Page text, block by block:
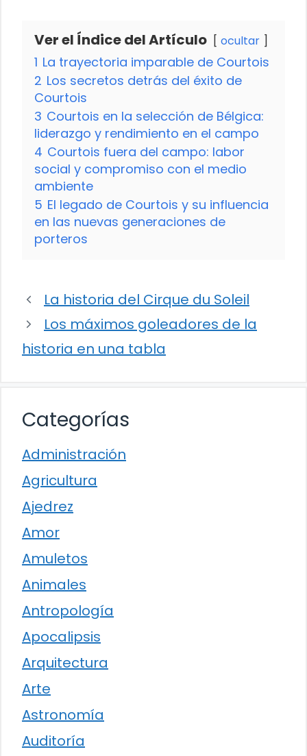
Ver el Índice del Artículo ocultar
1 La trayectoria imparable de Courtois
2 Los secretos detrás del éxito de
Courtois
3 Courtois en la selección de Bélgica:
liderazgo y rendimiento en el campo
4 Courtois fuera del campo: labor
social y compromiso con el medio
ambiente
5 El legado de Courtois y su influencia
en las nuevas generaciones de
porteros
La historia del Cirque du Soleil
Los máximos goleadores de la
historia en una tabla
Categorías
Administración
Agricultura
Ajedrez
Amor
Amuletos
Animales
Antropología
Apocalipsis
Arquitectura
Arte
Astronomía
Auditoría